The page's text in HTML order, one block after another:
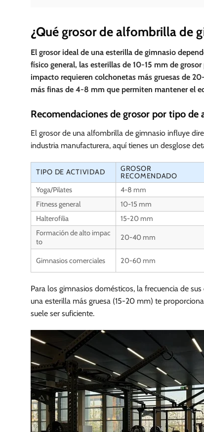
¿Qué grosor de alfombrilla de
El grosor ideal de una esterilla de gimnasio
físico general, las esterillas de 10-15 mm de
impacto requieren colchonetas más gruesas de
más finas de 4-8 mm que permiten mantener el
Recomendaciones de grosor por tipo de
El grosor de una alfombrilla de gimnasio influye
industria manufacturera, aquí tienes un desglose
TIPO DE ACTIVIDAD
GROSOR
RECOMENDADO
Yoga/Pilates
4-8 mm
Fitness general
10-15 mm
Halterofilia
15-20 mm
Formación de alto impac
to
20-40 mm
Gimnasios comerciales 20-60 mm
Para los gimnasios domésticos, la frecuencia de
una esterilla más gruesa (15-20 mm) te
suele ser suficiente.